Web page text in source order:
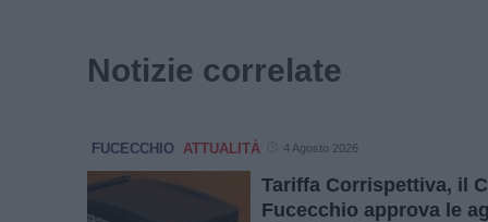
Notizie correlate
FUCECCHIO ATTUALITÀ 4 Agosto 2026
Tariffa Corrispettiva, il
Fucecchio approva le